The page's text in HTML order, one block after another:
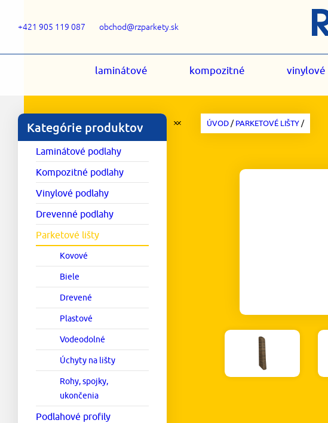
+421 905 119 087 obchod@rzparkety.sk
laminátové kompozitné vinylové
Kategórie produktov
Laminátové podlahy
Kompozitné podlahy
Vinylové podlahy
Drevenné podlahy
Parketové lišty
Kovové
Biele
Drevené
Plastové
Vodeodolné
Úchyty na lišty
Rohy, spojky,
ukončenia
Podlahové profily
ÚVOD/PARKETOVÉ LIŠTY/